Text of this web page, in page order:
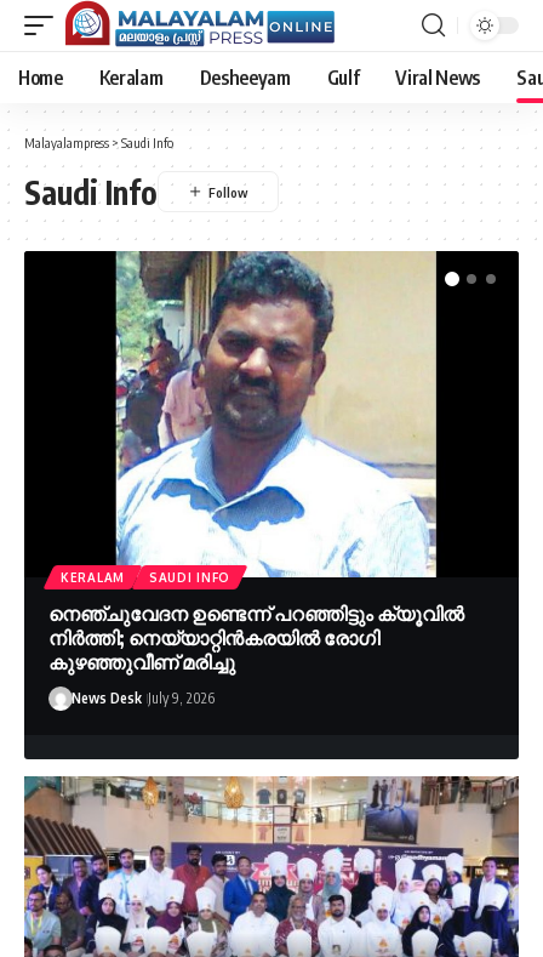
Home Keralam Desheeyam Gulf Viral News
Malayalampress > Saudi Info
Saudi Info
KERALAM SAUDI INFO
നെഞ്ചുവേദന ഉണ്ടെന്ന് പറഞ്ഞിട്ടും ക്യൂവിൽ
നിർത്തി; നെയ്യാറ്റിൻകരയിൽ രോഗി
കുഴഞ്ഞുവീണ് മരിച്ചു
News Desk July 9, 2026